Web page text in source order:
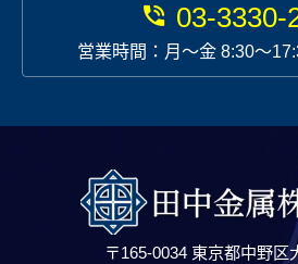
03-3330-
営業時間：月〜金 8:30～
〒165-0034 東京都中野区